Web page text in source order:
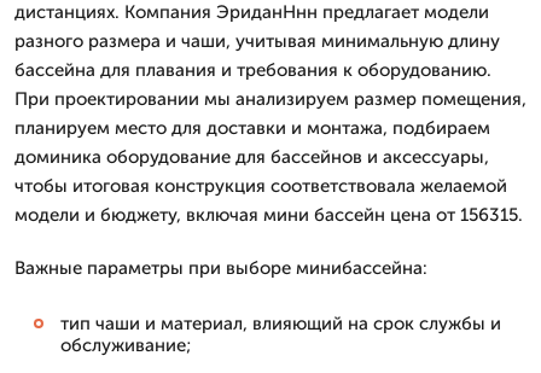
дистанциях. Компания ЭриданНнн предлагает модели
разного размера и чаши, учитывая минимальную длину
бассейна для плавания и требования к оборудованию.
При проектировании мы анализируем размер помещения,
планируем место для доставки и монтажа, подбираем
доминика оборудование для бассейнов и аксессуары,
чтобы итоговая конструкция соответствовала желаемой
модели и бюджету, включая мини бассейн цена от 156315.
Важные параметры при выборе минибассейна:
тип чаши и материал, влияющий на срок службы и
обслуживание;